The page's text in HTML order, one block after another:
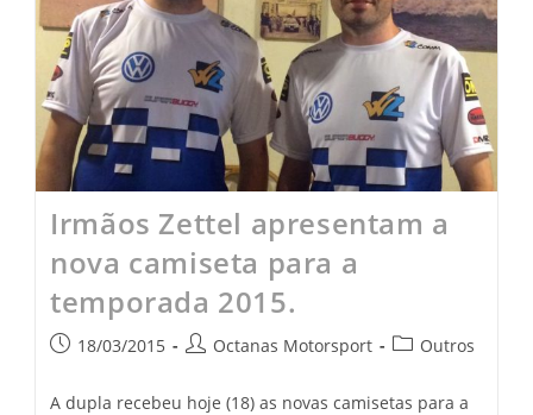
Irmãos Zettel apresentam a
nova camiseta para a
temporada 2015.
18/03/2015 Octanas Motorsport Outros
A dupla recebeu hoje (18) as novas camisetas para a